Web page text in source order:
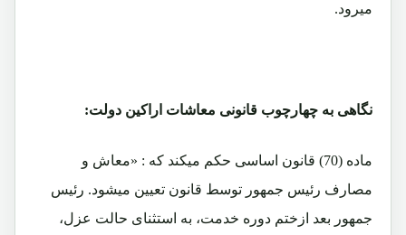
میرود.
نگاهی به چهارچوب قانونی معاشات اراکین دولت:
ماده (70) قانون اساسی حکم میکند که : «معاش و
مصارف رئیس جمهور توسط قانون تعیین میشود. رئیس
جمهور بعد ازختم دوره خدمت، به استثنای حالت عزل،